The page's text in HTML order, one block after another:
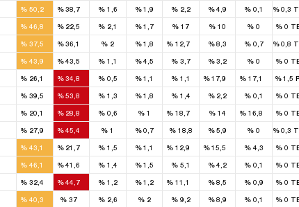
% 50,2 %38,7 %1,6 %1,9 %2,2 %4,9 %0,1 %0,3
% 46,8 %22,5 %2,1 %1,7 % 17 %10 % 0 % 0
% 37,5 %36,1 % 2 %1,8 % 12,7 %8,3 %0,7 %0,8
% 43,9 %43,5 %1,1 %4,5 %3,7 %3,2 % 0 % 0
% 26,1 %34,8 %0,5 %1,1 %1,1 %17,9 % 17,1 %1,5
% 39,5 %53,8 %1,3 %1,8 %1,4 %2,2 %0,1 % 0
% 20,1 %28,8 %0,6 %1 % 18,7 %14 % 16,8 % 0
% 27,9 %45,4 % 1 %0,7 %18,8 %5,9 % 0 %0,3
% 43,1 %21,7 %1,5 %1,1 % 12,9
1
%15,5 %4,3 % 0
% 46,1 %41,6 %1,4 %1,5 %5,1 %4,2 %0,1 % 0
% 32,4 %44,7 %1,2 %1,2 % 11,1 %8,5 %0,9 % 0
% 40,3 %37 %2,6 %2 %9,2 %8,9 %0,1 % 0